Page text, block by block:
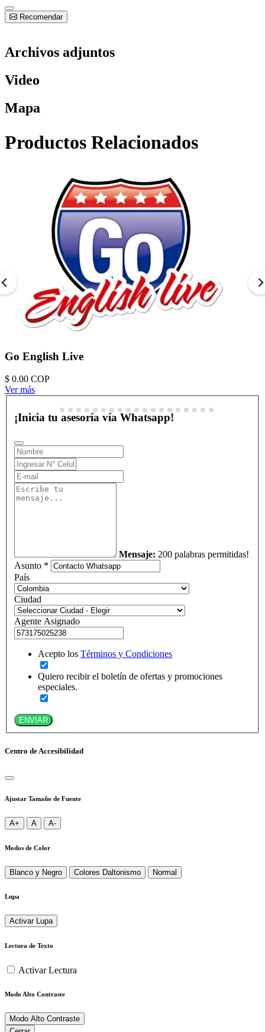
Recomendar
Archivos adjuntos
Video
Mapa
Productos Relacionados
Go English Live
$ 0.00 COP
Ver más
¡Inicia tu asesoría vía Whatsapp!
Mensaje: 200 palabras permitidas!
Asunto *
País
Ciudad
Agente Asignado
Acepto los Términos y Condiciones
Quiero recibir el boletín de ofertas y promociones
especiales.
ENVIAR
Centro de Accesibilidad
Ajustar Tamaño de Fuente
A+ A A-
Modos de Color
Blanco y Negro Colores Daltonismo Normal
Lupa
Activar Lupa
Lectura de Texto
Activar Lectura
Modo Alto Contraste
Modo Alto Contraste